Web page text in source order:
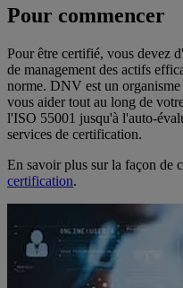
Pour commencer
Pour être certifié, vous devez
de management des actifs
norme. DNV est un
vous aider tout au long de
l'ISO 55001 jusqu'à l'auto-
services de certification.
En savoir plus sur la façon de
certification.